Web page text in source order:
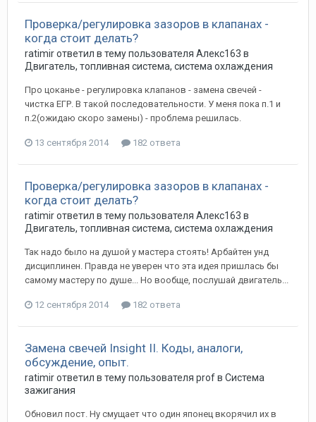
Проверка/регулировка зазоров в клапанах -
когда стоит делать?
ratimirответил в тему пользователя Алекс163 в
Двигатель, топливная система, система охлаждения
Про цоканье - регулировка клапанов - замена свечей -
чистка ЕГР. В такой последовательности. У меня пока п.1 и
п.2(ожидаю скоро замены) - проблема решилась.
13 сентября 2014 182 ответа
Проверка/регулировка зазоров в клапанах -
когда стоит делать?
ratimirответил в тему пользователя Алекс163 в
Двигатель, топливная система, система охлаждения
Так надо было на душой у мастера стоять! Арбайтен унд
дисциплинен. Правда не уверен что эта идея пришлась бы
самому мастеру по душе... Но вообще, послушай двигатель...
12 сентября 2014 182 ответа
Замена свечей Insight II. Коды, аналоги,
обсуждение, опыт.
ratimirответил в тему пользователя profв Система
зажигания
Обновил пост. Ну смущает что один японец вкорячил их в